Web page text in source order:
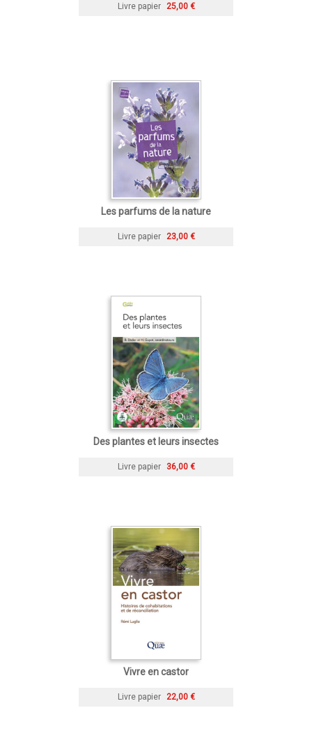
Livre papier 25,00 €
Les parfums de la nature
Livre papier 23,00 €
Des plantes et leurs insectes
Livre papier 36,00 €
Vivre en castor
Livre papier 22,00 €